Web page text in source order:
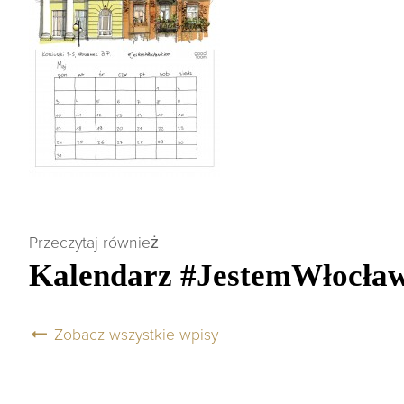
Przeczytaj również
Kalendarz
Zobacz wszystkie wpisy